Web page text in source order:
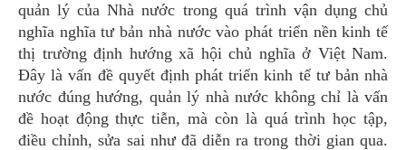
quản lý của Nhà nước trong quá trình vận dụng chủ
nghĩa nghĩa tư bản nhà nước vào phát triển nền kinh tế
thị trường định hướng xã hội chủ nghĩa ở Việt Nam.
Đây là vấn đề quyết định phát triển kinh tế tư bản nhà
nước đúng hướng, quản lý nhà nước không chỉ là vấn
đề hoạt động thực tiễn, mà còn là quá trình học tập,
điều chỉnh, sửa sai như đã diễn ra trong thời gian qua.